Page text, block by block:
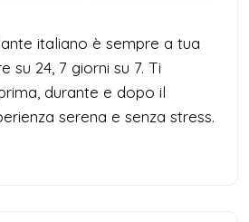
italiano è sempre a tua
su 24, 7 giorni su 7. Ti
durante e dopo il
serena e senza stress.